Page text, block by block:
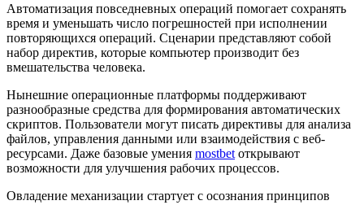
Автоматизация повседневных операций помогает сохранять
время и уменьшать число погрешностей при исполнении
повторяющихся операций. Сценарии представляют собой
набор директив, которые компьютер производит без
вмешательства человека.
Нынешние операционные платформы поддерживают
разнообразные средства для формирования автоматических
скриптов. Пользователи могут писать директивы для анализа
файлов, управления данными или взаимодействия с веб-
ресурсами. Даже базовые умения mostbet открывают
возможности для улучшения рабочих процессов.
Овладение механизации стартует с осознания принципов